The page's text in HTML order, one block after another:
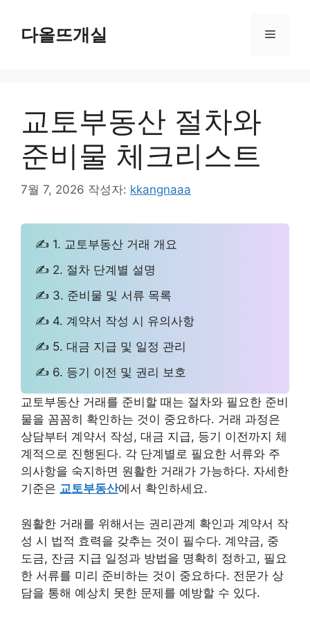
다올뜨개실 메
교토부동산 절차와
준비물 체크리스트
7월 7, 2026 작성자: kkangnaaa
✍ 1. 교토부동산 거래 개요
✍ 2. 절차 단계별 설명
✍ 3. 준비물 및 서류 목록
✍ 4. 계약서 작성 시 유의사항
✍ 5. 대금 지급 및 일정 관리
✍ 6. 등기 이전 및 권리 보호
교토부동산 거래를 준비할 때는 절차와 필요한 준비
물을 꼼꼼히 확인하는 것이 중요하다. 거래 과정은
상담부터 계약서 작성, 대금 지급, 등기 이전까지 체
계적으로 진행된다. 각 단계별로 필요한 서류와 주
의사항을 숙지하면 원활한 거래가 가능하다. 자세한
기준은 교토부동산에서 확인하세요.
원활한 거래를 위해서는 권리관계 확인과 계약서 작
성 시 법적 효력을 갖추는 것이 필수다. 계약금, 중
도금, 잔금 지급 일정과 방법을 명확히 정하고, 필요
한 서류를 미리 준비하는 것이 중요하다. 전문가 상
담을 통해 예상치 못한 문제를 예방할 수 있다.